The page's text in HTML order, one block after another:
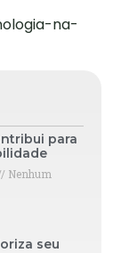
na-
para
Nenhum
seu